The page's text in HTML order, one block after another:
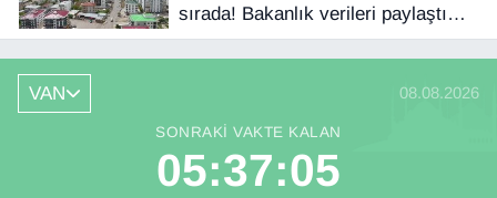
sırada! Bakanlık verileri paylaştı…
VAN 08.08.2026
SONRAKI VAKTE KALAN
05:37:05